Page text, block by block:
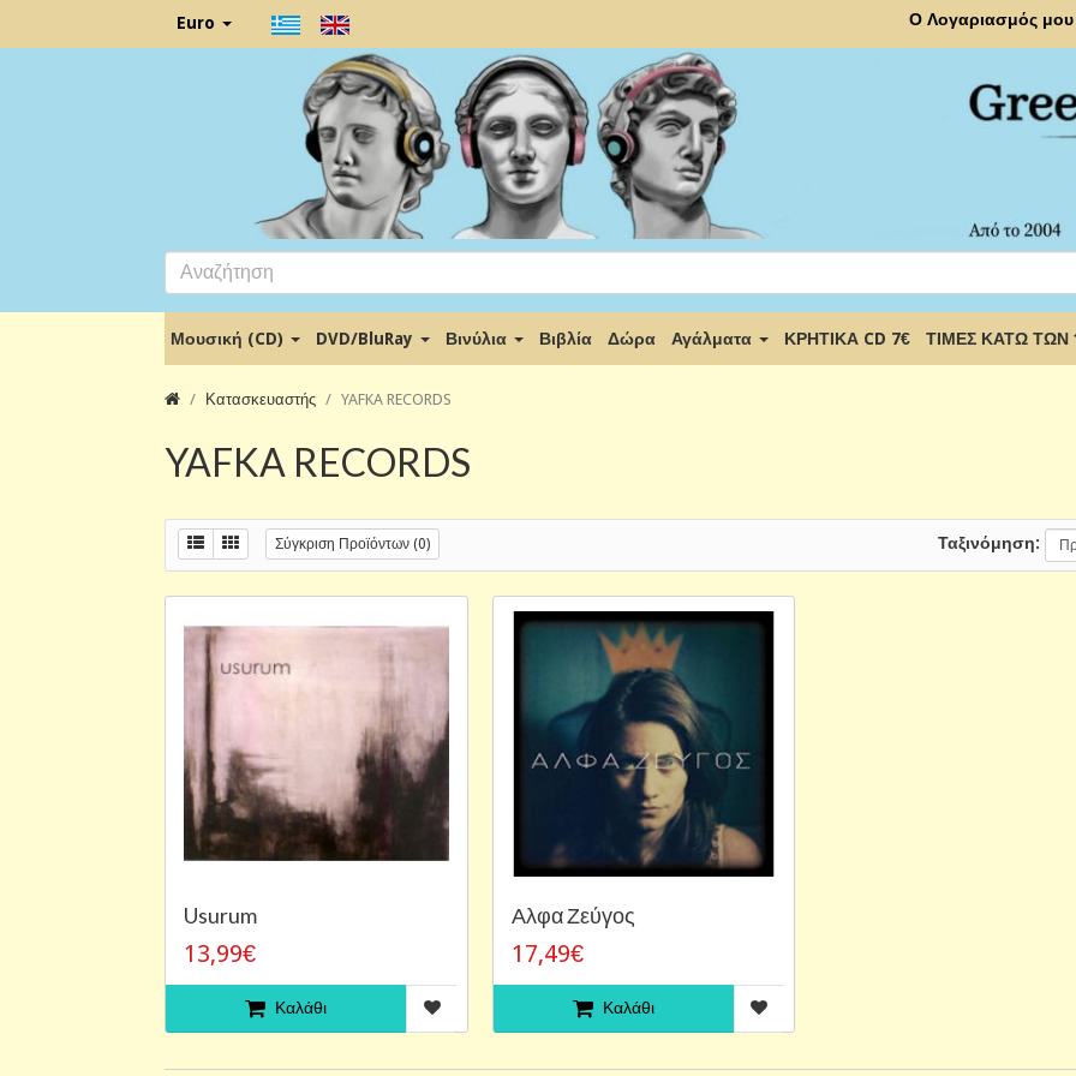
Euro Ο Λογαριασμός μου
Μουσική (CD) DVD/BluRay Βινύλια Βιβλία Δώρα Αγάλματα ΚΡΗΤΙΚΑ CD 7€ ΤΙΜΕΣ ΚΑΤΩ ΤΩΝ
Κατασκευαστής YAFKA RECORDS
YAFKA RECORDS
Σύγκριση Προϊόντων (0) Ταξινόμηση:
Usurum
13,99€
Καλάθι
Αλφα Ζεύγος
17,49€
Καλάθι